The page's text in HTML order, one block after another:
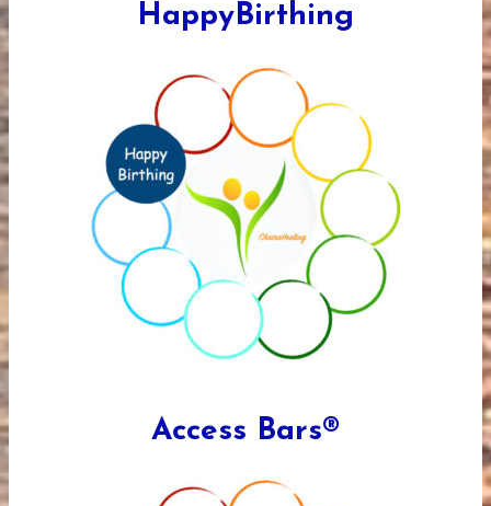
HappyBirthing
Access Bars®